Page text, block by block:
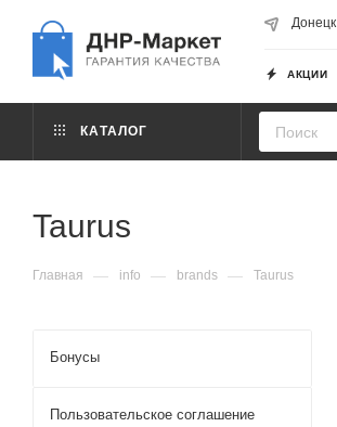
Донецк
АКЦИИ
КАТАЛОГ
Taurus
Главная — info — brands — Taurus
Бонусы
Пользовательское соглашение